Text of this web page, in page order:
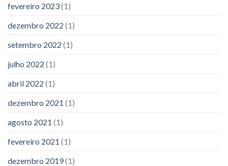
fevereiro 2023(1)
dezembro 2022 (1)
setembro 2022 (1)
julho 2022 (1)
abril 2022 (1)
dezembro 2021 (1)
agosto 2021 (1)
fevereiro 2021 (1)
dezembro 2019(1)